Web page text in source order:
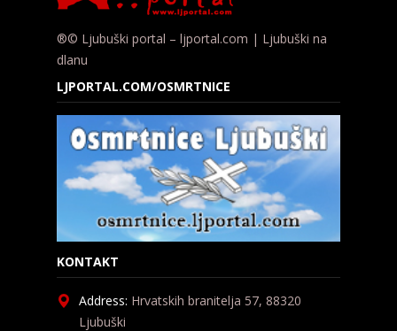
®© Ljubuški portal – ljportal.com | Ljubuški na
dlanu
LJPORTAL.COM/OSMRTNICE
KONTAKT
Address: Hrvatskih branitelja 57, 88320
Ljubuški